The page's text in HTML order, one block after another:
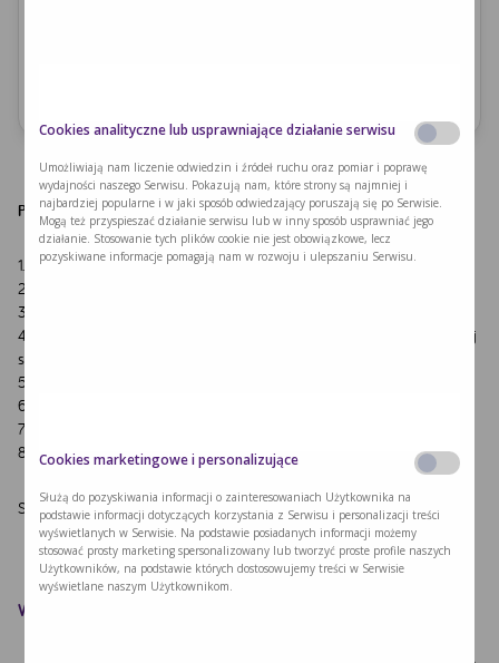
Przepis na 1 placek
1. Przygotujciasto na pizzę
2. Podpiecz sam placek 5 minut w 220 stopniach.
3.Pokrój cukinię w paski, gruszkę w plastry, a kalafiora w plasterki.
4. Kalafiora gotuj w osolonej wodzie 2 minuty i przesmaż na oliwie z każdej
strony.
5. Gruszkę przesmaż delikatnie na oliwie.
6.
7. Posmaruj podpieczony placek do pizzy pomidorami i nałóż farsz.
8. Piecz 10 minut w 220 stopniach.
Smacznego!
Wartość odżywcza przepisu
Cookies analityczne lub usprawniające działanie serwisu
Umożliwiają nam liczenie odwiedzin i źródeł ruchu oraz pomiar i poprawę
wydajności naszego Serwisu. Pokazują nam, które strony są najmniej i
najbardziej popularne i w jaki sposób odwiedzający poruszają się po Serwisie.
Mogą też przyspieszać działanie serwisu lub w inny sposób usprawniać jego
działanie. Stosowanie tych plików cookie nie jest obowiązkowe, lecz
pozyskiwane informacje pomagają nam w rozwoju i ulepszaniu Serwisu.
Cookies marketingowe i personalizujące
Służą do pozyskiwania informacji o zainteresowaniach Użytkownika na
podstawie informacji dotyczących korzystania z Serwisu i personalizacji treści
wyświetlanych w Serwisie. Na podstawie posiadanych informacji możemy
stosować prosty marketing spersonalizowany lub tworzyć proste profile naszych
Użytkowników, na podstawie których dostosowujemy treści w Serwisie
wyświetlane naszym Użytkownikom.